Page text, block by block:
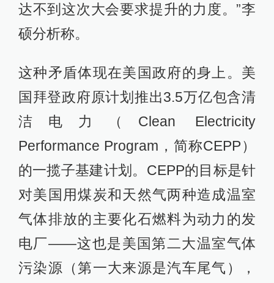
达不到这次大会要求提升的力度。”李
硕分析称。
这种矛盾体现在美国政府的身上。美
国拜登政府原计划推出3.5万亿包含清
洁电力（Clean Electricity
Performance Program，简称CEPP）
的一揽子基建计划。CEPP的目标是针
对美国用煤炭和天然气两种造成温室
气体排放的主要化石燃料为动力的发
电厂——这也是美国第二大温室气体
污染源（第一大来源是汽车尾气），